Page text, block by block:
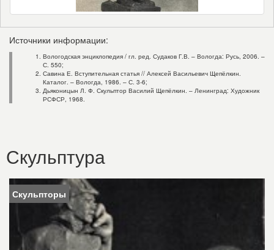
Источники информации:
Вологодская энциклопедия / гл. ред. Судаков Г.В. – Вологда: Русь, 2006. –
С. 550;
Савина Е. Вступительная статья // Алексей Васильевич Щепёлкин.
Каталог. – Вологда, 1986. – С. 3-6;
Дьяконицын Л. Ф. Скульптор Василий Щепёлкин. – Ленинград: Художник
РСФСР, 1968.
Скульптура
Скульпторы